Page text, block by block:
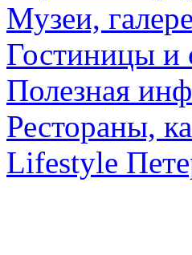
Музеи,
Гостиницы и
Полезная
Рестораны,
Lifestyle